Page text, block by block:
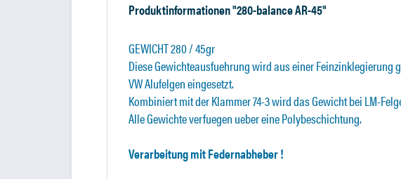
Produktinformationen "280-balance AR-45"
GEWICHT 280 / 45gr
Diese Gewichteausfuehrung wird aus einer Feinzinklegierung
VW Alufelgen eingesetzt.
Kombiniert mit der Klammer 74-3 wird das Gewicht bei LM-
Alle Gewichte verfuegen ueber eine Polybeschichtung.
Verarbeitung mit Federnabheber !